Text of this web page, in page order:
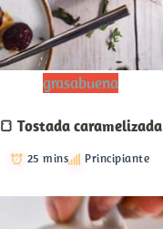
grasabuena
🍞 Tostada caramelizada
25 mins Principiante